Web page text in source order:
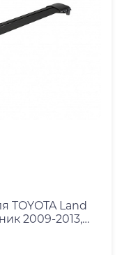
TOYOTA Land
2009-2013,